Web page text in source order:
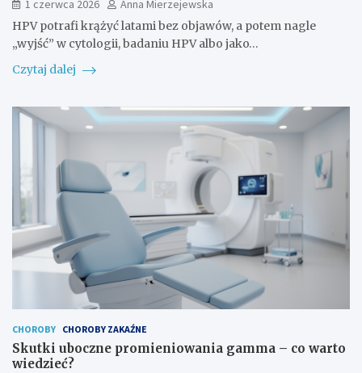
1 czerwca 2026
Anna Mierzejewska
HPV potrafi krążyć latami bez objawów, a potem nagle
„wyjść” w cytologii, badaniu HPV albo jako…
Czytaj dalej
CHOROBY CHOROBY ZAKAŹNE
Skutki uboczne promieniowania gamma – co warto
wiedzieć?